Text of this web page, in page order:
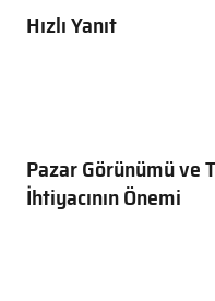
Hızlı Yanıt
Pazar Görünümü ve
İhtiyacının Önemi